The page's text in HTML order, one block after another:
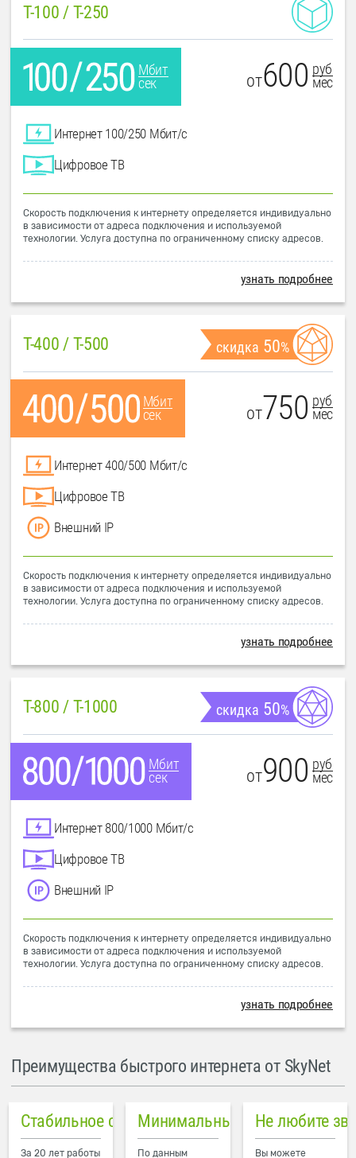
T-100 / T-250
Мбит
сек
от600 руб
мес
Интернет 100/250 Мбит/с
Цифровое ТВ
Скорость подключения к интернету определяется индивидуально
в зависимости от адреса подключения и используемой
технологии. Услуга доступна по ограниченному списку адресов.
узнать подробнее
T-400 / T-500 скидка 50%
Мбит
сек
от750 руб
мес
Интернет 400/500 Мбит/с
Цифровое ТВ
Внешний IP
Скорость подключения к интернету определяется индивидуально
в зависимости от адреса подключения и используемой
технологии. Услуга доступна по ограниченному списку адресов.
узнать подробнее
T-800 / T-1000 скидка 50%
Мбит
сек
от900 руб
мес
Интернет 800/1000 Мбит/с
Цифровое ТВ
Внешний IP
Скорость подключения к интернету определяется индивидуально
в зависимости от адреса подключения и используемой
технологии. Услуга доступна по ограниченному списку адресов.
узнать подробнее
Преимущества быстрого интернета от SkyNet
Стабильное соединение
За 20 лет работы
Минимальный пинг в городе
По данным
Не любите
Вы можете